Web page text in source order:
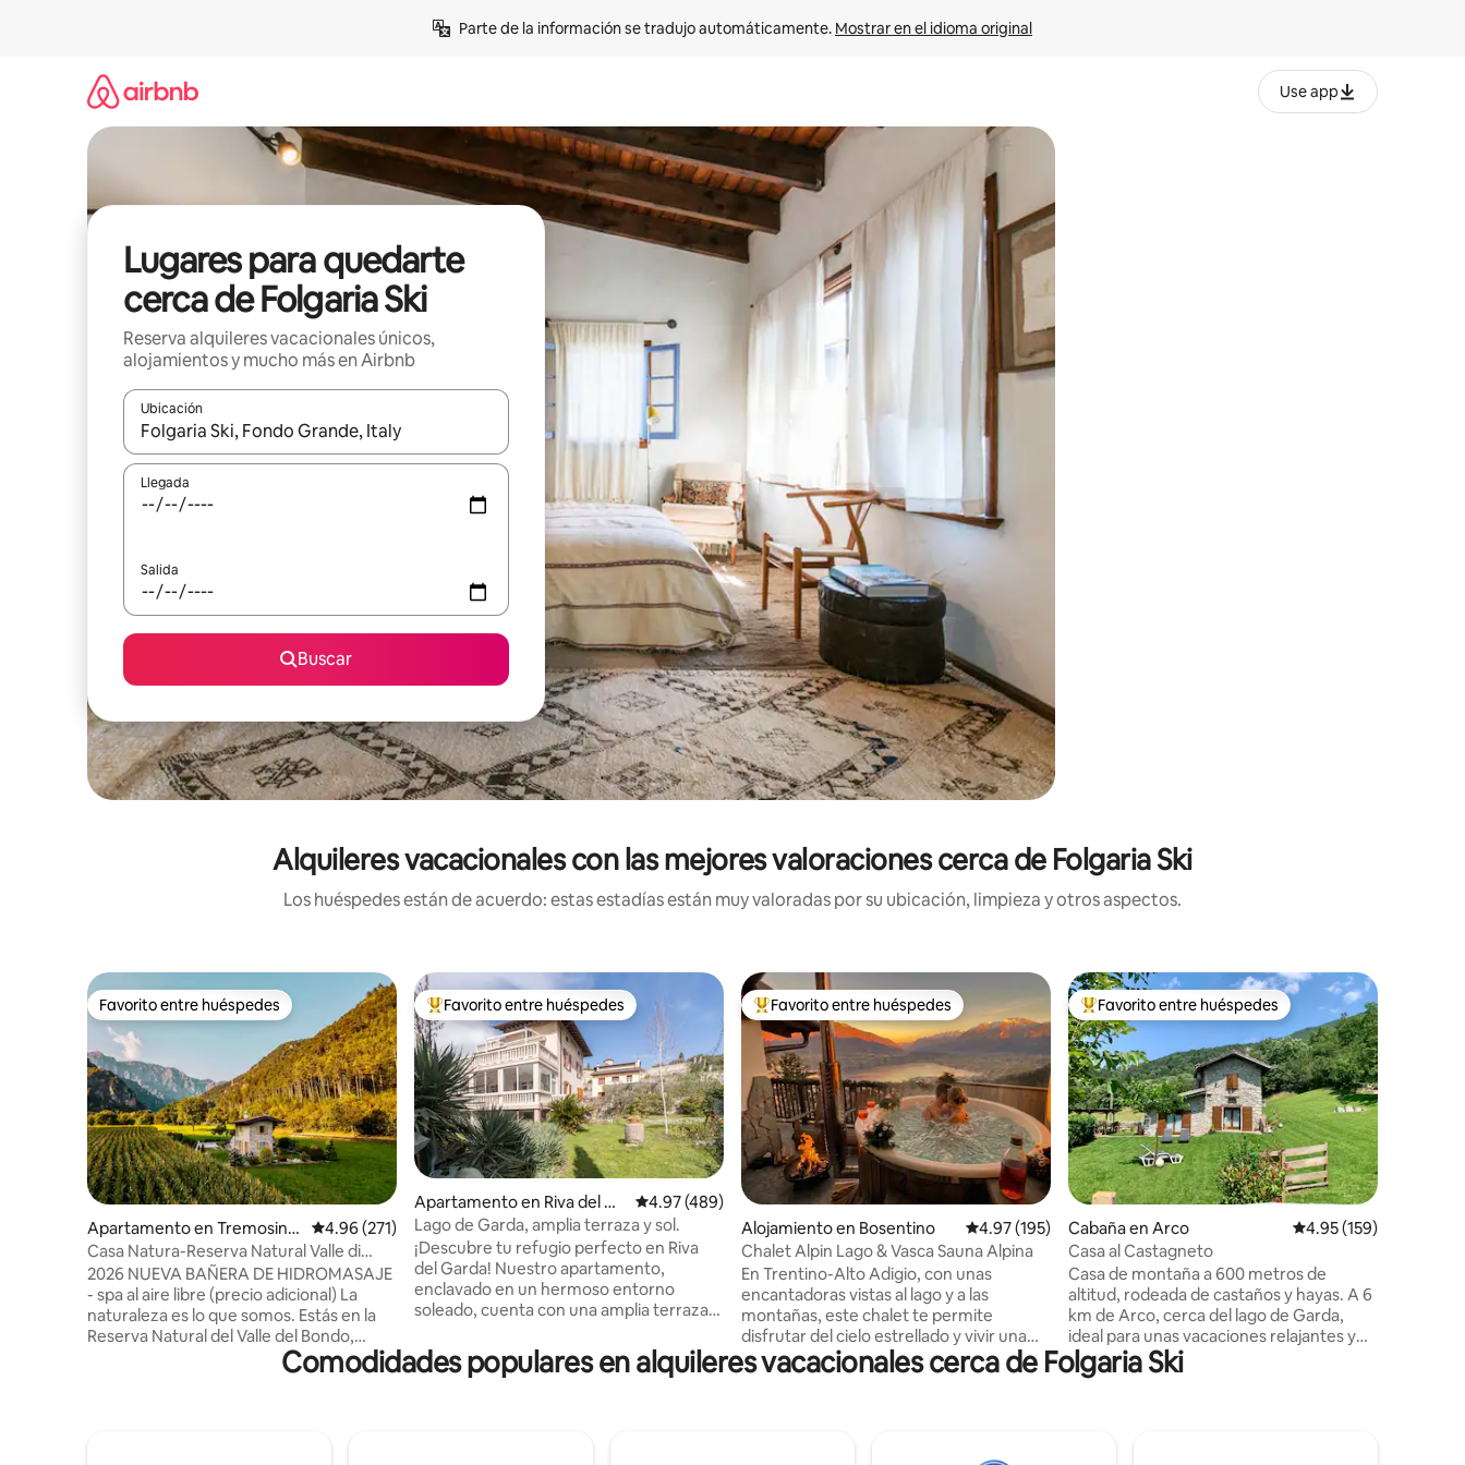
Parte de la información se tradujo automáticamente. Mostrar en el idioma original
Use app
Lugares para quedarte
cerca de Folgaria Ski
Reserva alquileres vacacionales únicos,
alojamientos y mucho más en Airbnb
Ubicación
Cuando los resultados estén disponibles, navega con las teclas de flecha hacia arriba y hacia abajo o explora con el tacto o desliza el dedo.
Llegada
Salida
Buscar
Alquileres vacacionales con las mejores valoraciones cerca de Folgaria Ski
Los huéspedes están de acuerdo: estas estadías están muy valoradas por su ubicación, limpieza y otros aspectos.
Favorito entre huéspedes
Favorito entre huéspedes
Apartamento en Tremosine
sul Garda
Calificación promedio: 4.96 de 5, 271 reseñas
4.96 (271)
Casa Natura-Reserva Natural Valle di
Bondo
2026 NUEVA BAÑERA DE HIDROMASAJE
- spa al aire libre (precio adicional) La
naturaleza es lo que somos. Estás en la
Reserva Natural del Valle del Bondo,
entre los vastos prados y los verdes
bosques con vistas al lago de Garda.
Favorito entre huéspedes preferido
Favorito entre huéspedes
Apartamento en Riva del Ga
rda
Calificación promedio: 4.97 de 5, 489 reseñas
4.97 (489)
Lago de Garda, amplia terraza y sol.
¡Descubre tu refugio perfecto en Riva
del Garda! Nuestro apartamento,
enclavado en un hermoso entorno
soleado, cuenta con una amplia terraza
montañas. Equipado con todas las
comodidades, desde acogedoras
Favorito entre huéspedes preferido
Favorito entre huéspedes
Alojamiento en Bosentino Calificación promedio: 4.97 de 5, 195 reseñas
4.97 (195)
Chalet Alpin Lago & Vasca Sauna Alpina
En Trentino-Alto Adigio, con unas
encantadoras vistas al lago y a las
montañas, este chalet te permite
disfrutar del cielo estrellado y vivir una
aventura muy especial en el jacuzzi alta
montaña privado. Además, el chalet
lago y las montañas. El chalé, de estilo
Favorito entre huéspedes preferido
Favorito entre huéspedes
Cabaña en Arco Calificación promedio:
4.95 (159)
Casa al Castagneto
Casa de montaña a 600 metros de
altitud, rodeada de castaños y hayas. A 6
km de Arco, cerca del lago de Garda,
ideal para unas vacaciones relajantes y
para trabajar desde casa, para los
amantes del senderismo, el ciclismo de
Comodidades populares en alquileres vacacionales cerca de Folgaria Ski